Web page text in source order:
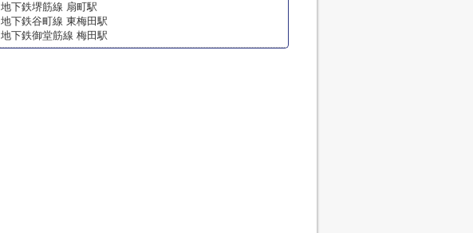
地下鉄堺筋線 扇町駅
地下鉄谷町線 東梅田駅
地下鉄御堂筋線 梅田駅